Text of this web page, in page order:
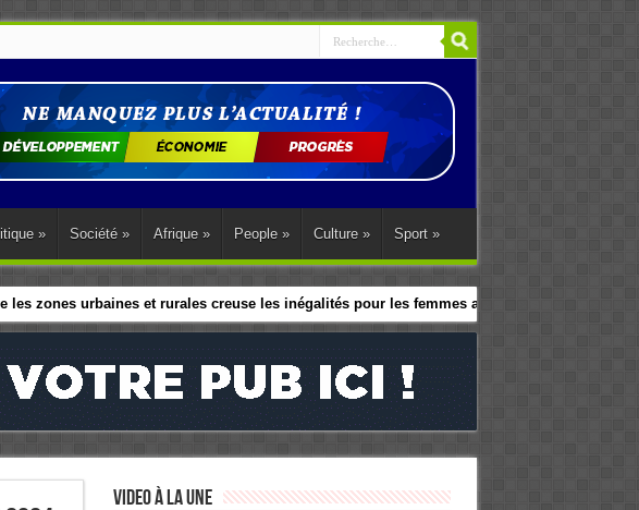
» Société » Afrique » People » Culture » Sport »
zones urbaines et rurales creuse les inégalités pour les femmes africaines
Video à la Une